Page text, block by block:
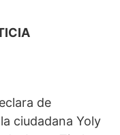
de
ciudadana Yoly